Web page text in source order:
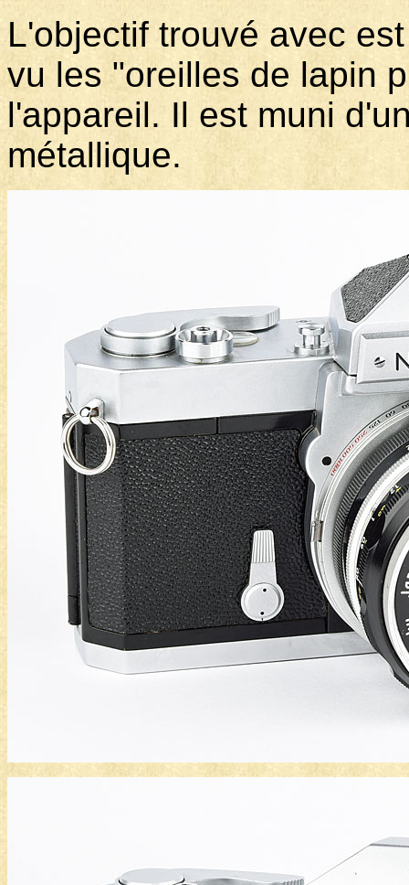
L'objectif trouvé avec
vu les "oreilles de lapin
l'appareil. Il est muni
métallique.